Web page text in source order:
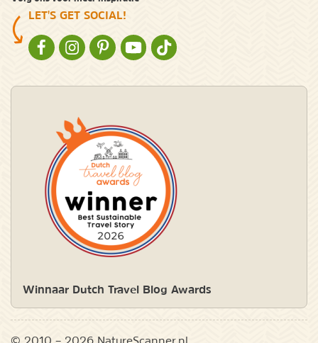
LET'S GET SOCIAL!
NATURESCANNER OP FACEBOOK
NATURESCANNER OP INSTAGRAM
NATURESCANNER OP PINTEREST
NATURESCANNER OP YOUTUBE
NATURESCANNER OP TIKTOK
Winnaar Dutch Travel Blog Awards
© 2010 – 2026 NatureScanner.nl